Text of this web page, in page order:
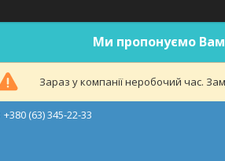
Ми пропонуємо Вам
Зараз у компанії неробочий час.
+380 (63) 345-22-33